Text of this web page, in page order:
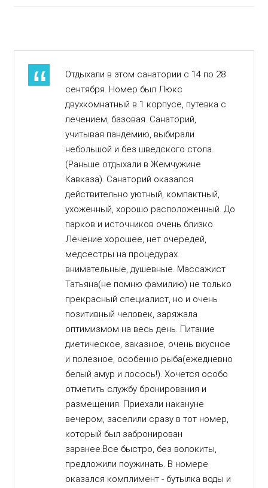
Отдыхали в этом санатории с 14 по 28
сентября. Номер был Люкс
двухкомнатный в 1 корпусе, путевка с
лечением, базовая. Санаторий,
учитывая пандемию, выбирали
небольшой и без шведского стола.
(Раньше отдыхали в Жемчужине
Кавказа). Санаторий оказался
действительно уютный, компактный,
ухоженный, хорошо расположенный. До
парков и источников очень близко.
Лечение хорошее, нет очередей,
медсестры на процедурах
внимательные, душевные. Массажист
Татьяна(не помню фамилию) не только
прекрасный специалист, но и очень
позитивный человек, заряжала
оптимизмом на весь день. Питание
диетическое, заказное, очень вкусное
и полезное, особенно рыба(ежедневно
белый амур и лосось!). Хочется особо
отметить службу бронирования и
размещения. Приехали накануне
вечером, заселили сразу в тот номер,
который был забронирован
заранее.Все быстро, без волокиты,
предложили поужинать. В номере
оказался комплимент - бутылка воды и